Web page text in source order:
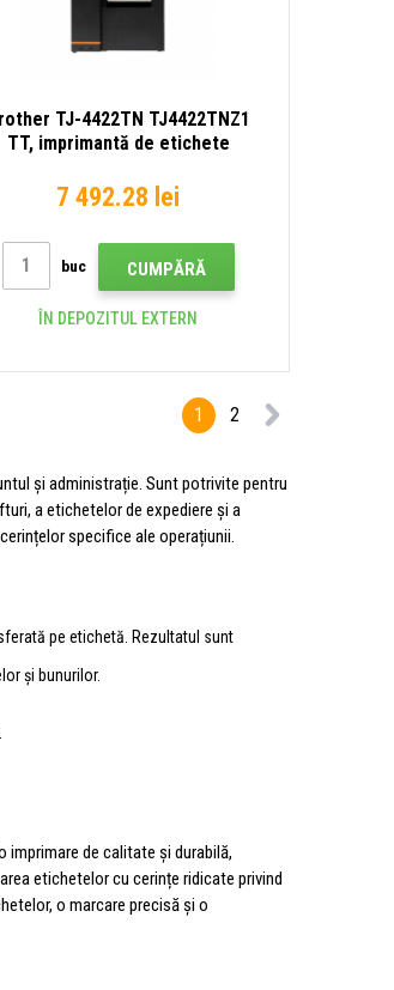
TJ-4422TN TJ4422TNZ1
TT, imprimantă de etichete
7 492.28 lei
buc CUMPĂRĂ
ÎN DEPOZITUL EXTERN
1 2
și administrație. Sunt potrivite pentru
a etichetelor de expediere și a
specifice ale operațiunii.
pe etichetă. Rezultatul sunt
și bunurilor.
imprimare de calitate și durabilă,
etichetelor cu cerințe ridicate privind
o marcare precisă și o